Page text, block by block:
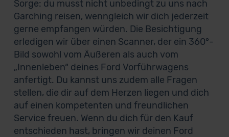
Sorge: du musst nicht unbedingt zu uns nach
Garching reisen, wenngleich wir dich jederzeit
gerne empfangen würden. Die Besichtigung
erledigen wir über einen Scanner, der ein 360°-
Bild sowohl vom Äußeren als auch vom
„Innenleben“ deines Ford Vorführwagens
anfertigt. Du kannst uns zudem alle Fragen
stellen, die dir auf dem Herzen liegen und dich
auf einen kompetenten und freundlichen
Service freuen. Wenn du dich für den Kauf
entschieden hast, bringen wir deinen Ford